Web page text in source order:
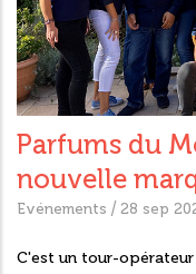
Parfums du
nouvelle
Evénements / 28 sep
C'est un tour-